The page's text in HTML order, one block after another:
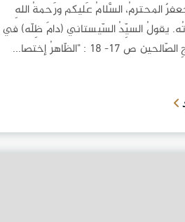
المحترمُ، السَّلامُ عَليكم ورَحمةُ اللهِ
يقولُ السيِّدُ السّيستاني (دامَ ظِلّه) في
ص 17- 18 : "الظّاهرُ إختصا...